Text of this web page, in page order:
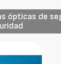
ópticas de